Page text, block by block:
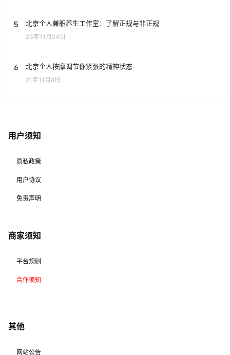
5 北京个人兼职养生工作室：了解正规与非正规
23年11月24日
6 北京个人按摩调节你紧张的精神状态
21年11月8日
用户须知
隐私政策
用户协议
免责声明
商家须知
平台规则
合作须知
其他
网站公告